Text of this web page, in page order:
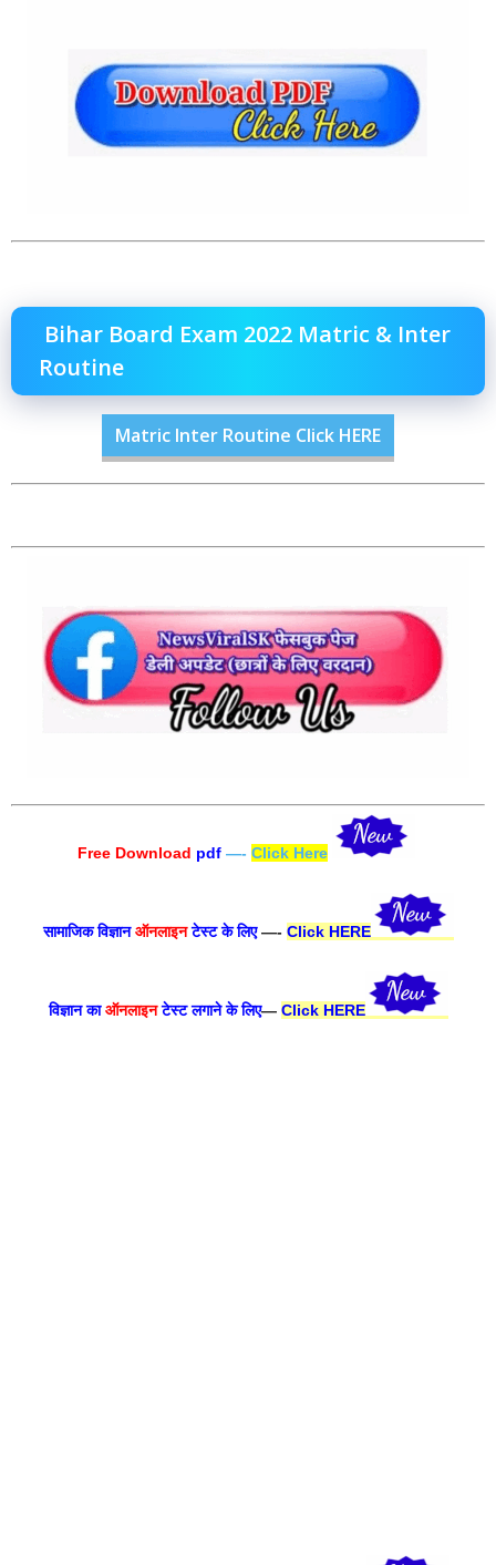
Bihar Board Exam 2022 Matric & Inter
Routine
Matric Inter Routine Click HERE
Free Download pdf—- Click Here
सामाजिक विज्ञानऑनलाइनटेस्ट के लिए—- Click HERE
विज्ञान काऑनलाइनटेस्ट लगाने के लिए— Click HERE